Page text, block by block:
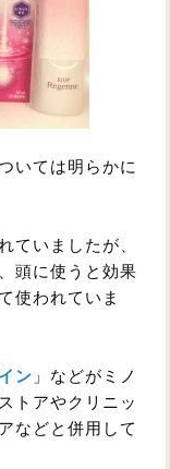
いては明らかに
ていましたが、
頭に使うと効果
使われていま
ン 」などがミノ
トアやクリニッ
などと併用して